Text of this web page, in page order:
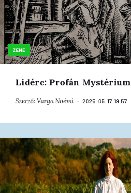
ZENE
Lidérc: Profán Mystérium
Szerző:Varga Noémi 2025. 05. 17. 19:57